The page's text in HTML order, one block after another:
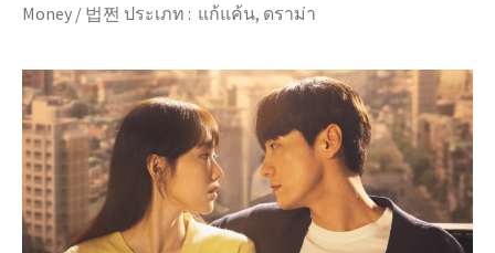
Money / 법쩐 ประเภท : แก้แค้น, ดราม่า